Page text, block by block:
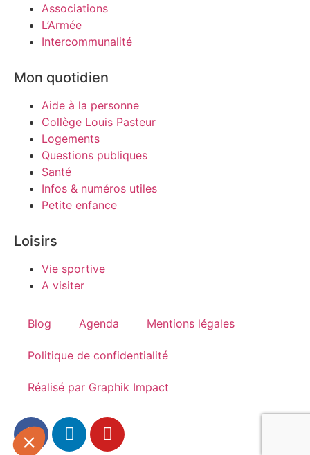
Associations
L’Armée
Intercommunalité
Mon quotidien
Aide à la personne
Collège Louis Pasteur
Logements
Questions publiques
Santé
Infos & numéros utiles
Petite enfance
Loisirs
Vie sportive
A visiter
Blog Agenda Mentions légales
Politique de confidentialité
Réalisé par Graphik Impact